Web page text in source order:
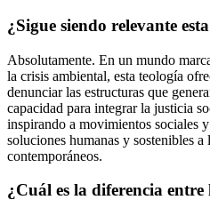
¿Sigue siendo relevante
Absolutamente. En un mundo
la crisis ambiental, esta teología
denunciar las estructuras que
capacidad para integrar la justicia
inspirando a movimientos sociales
soluciones humanas y sostenibles
contemporáneos.
¿Cuál es la diferencia